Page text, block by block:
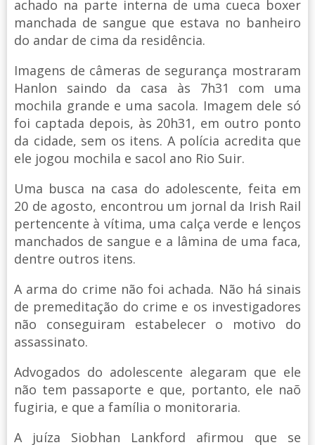
achado na parte interna de uma cueca boxer
manchada de sangue que estava no banheiro
do andar de cima da residência.
Imagens de câmeras de segurança mostraram
Hanlon saindo da casa às 7h31 com uma
mochila grande e uma sacola. Imagem dele só
foi captada depois, às 20h31, em outro ponto
da cidade, sem os itens. A polícia acredita que
ele jogou mochila e sacol ano Rio Suir.
Uma busca na casa do adolescente, feita em
20 de agosto, encontrou um jornal da Irish Rail
pertencente à vítima, uma calça verde e lenços
manchados de sangue e a lâmina de uma faca,
dentre outros itens.
A arma do crime não foi achada. Não há sinais
de premeditação do crime e os investigadores
não conseguiram estabelecer o motivo do
assassinato.
Advogados do adolescente alegaram que ele
não tem passaporte e que, portanto, ele naõ
fugiria, e que a família o monitoraria.
A juíza Siobhan Lankford afirmou que se